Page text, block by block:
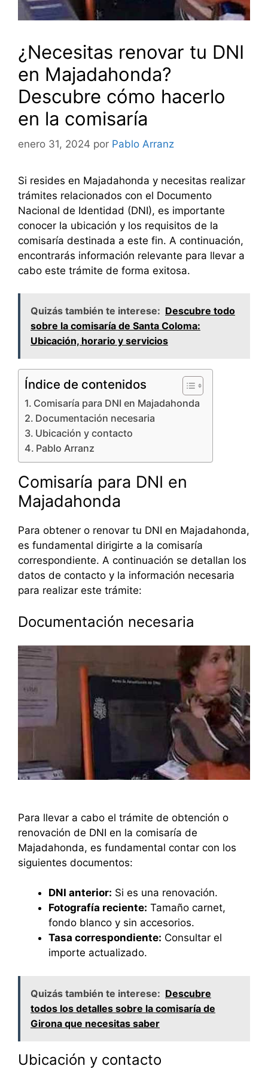
¿Necesitas renovar tu DNI
en Majadahonda?
Descubre cómo hacerlo
en la comisaría
enero 31, 2024 por Pablo Arranz
Si resides en Majadahonda y necesitas realizar
trámites relacionados con el Documento
Nacional de Identidad (DNI), es importante
conocer la ubicación y los requisitos de la
comisaría destinada a este fin. A continuación,
encontrarás información relevante para llevar a
cabo este trámite de forma exitosa.
Quizás también te interese: Descubre todo
sobre la comisaría de Santa Coloma:
Ubicación, horario y servicios
Índice de contenidos
Comisaría para DNI en Majadahonda
Documentación necesaria
Ubicación y contacto
Pablo Arranz
Comisaría para DNI en
Majadahonda
Para obtener o renovar tu DNI en Majadahonda,
es fundamental dirigirte a la comisaría
correspondiente. A continuación se detallan los
datos de contacto y la información necesaria
para realizar este trámite:
Documentación necesaria
Para llevar a cabo el trámite de obtención o
renovación de DNI en la comisaría de
Majadahonda, es fundamental contar con los
siguientes documentos:
DNI anterior: Si es una renovación.
Fotografía reciente: Tamaño carnet,
fondo blanco y sin accesorios.
Tasa correspondiente: Consultar el
importe actualizado.
Quizás también te interese: Descubre
todos los detalles sobre la comisaría de
Girona que necesitas saber
Ubicación y contacto